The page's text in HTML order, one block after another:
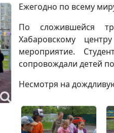
Ежегодно по всему
По сложившейся
Хабаровскому
мероприятие.
сопровождали детей
Несмотря на